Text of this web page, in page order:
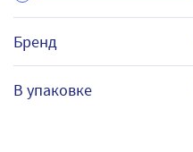
Бренд
В упаковке